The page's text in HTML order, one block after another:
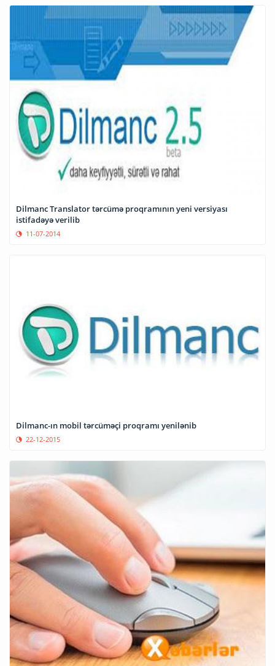
Dilmanc Translator tərcümə proqramının yeni versiyası
istifadəyə verilib
11-07-2014
Dilmanc-ın mobil tərcüməçi proqramı yenilənib
22-12-2015